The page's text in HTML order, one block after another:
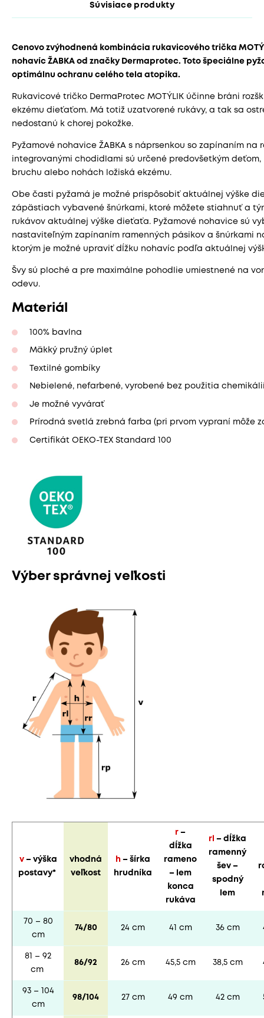
Súvisiace produkty
Cenovo zvýhodnená kombinácia rukavicového trička
nohavíc ŽABKA od značky Dermaprotec. Toto špeciálne
optimálnu ochranu celého tela atopika.
Rukavicové tričko DermaProtec MOTÝLIK účinne bráni
ekzému dieťaťom. Má totiž uzatvorené rukávy, a tak sa
nedostanú k chorej pokožke.
Pyžamové nohavice ŽABKA s náprsenkou so zapínaním na
integrovanými chodidlami sú určené predovšetkým deťom,
bruchu alebo nohách ložiská ekzému.
Obe časti pyžamá je možné prispôsobiť aktuálnej výške
zápästiach vybavené šnúrkami, ktoré môžete stiahnuť a
rukávov aktuálnej výške dieťaťa. Pyžamové nohavice sú
nastaviteľným zapínaním ramenných pásikov a šnúrkami
ktorým je možné upraviť dĺžku nohavíc podľa aktuálnej
Švy sú ploché a pre maximálne pohodlie umiestnené na
odevu.
Materiál
100% bavlna
Mäkký pružný úplet
Textilné gombíky
Nebielené, nefarbené, vyrobené bez použitia
Je možné vyvárať
Prírodná svetlá zrebná farba (pri prvom vypraní môže
Certifikát OEKO-TEX Standard 100
Výber správnej veľkosti
v– výška
postavy*
vhodná
veľkost
h – šírka
hrudníka
r –
dĺžka
rameno
– lem
konca
rukáva
rl – dĺžka
ramenný
šev –
spodný
lem
70 – 80
cm
74/80 24 cm 41 cm 36 cm
81 – 92
cm
86/92 26 cm 45,5 cm 38,5 cm
93 – 104
cm
98/104 27 cm 49 cm 42 cm